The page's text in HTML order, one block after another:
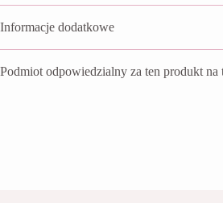
Informacje dodatkowe
Podmiot odpowiedzialny za ten produkt na